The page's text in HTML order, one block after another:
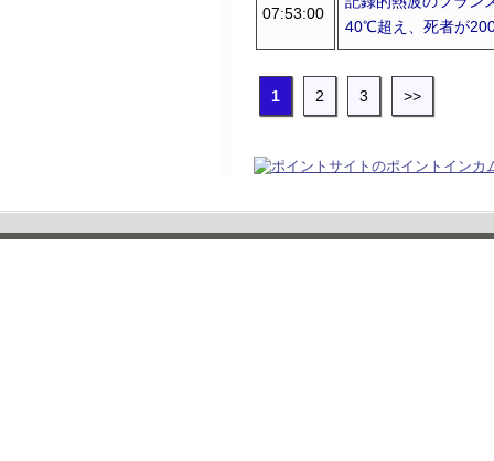
07:53:00
40℃超え、死者が
1 2 3 >>